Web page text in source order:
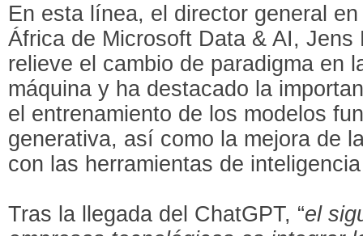
En esta línea, el director general
África de Microsoft Data & AI, Jens
relieve el cambio de paradigma en
máquina y ha destacado la
el entrenamiento de los modelos
generativa, así como la mejora de
con las herramientas de
Tras la llegada del ChatGPT, “el